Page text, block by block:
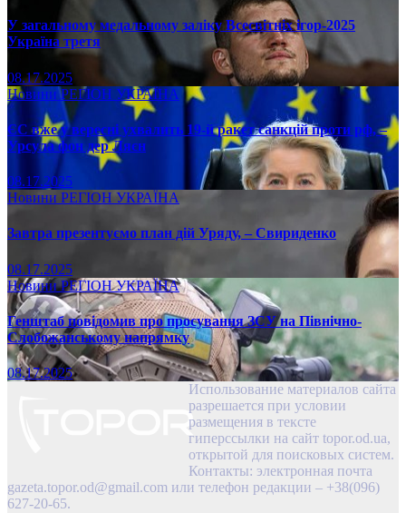
У загальному медальному заліку Всесвітніх ігор-2025
Україна третя
08.17.2025
НовиниРЕГІОН УКРАЇНА
ЄС вже у вересні ухвалить 19-й ракет санкцій проти рф, –
Урсула фон дер Ляєн
08.17.2025
Новини РЕГІОН УКРАЇНА
Завтра презентуємо план дій Уряду, – Свириденко
08.17.2025
НовиниРЕГІОНУКРАЇНА
Генштаб повідомив про просування ЗСУ на Північно-
Слобожанському напрямку
08.17.2025
Использование материалов сайта
разрешается при условии
размещения в тексте
гиперссылки на сайт topor.od.ua,
открытой для поисковых систем.
Контакты: электронная почта
gazeta.topor.od@gmail.com или телефон редакции – +38(096)
627-20-65.